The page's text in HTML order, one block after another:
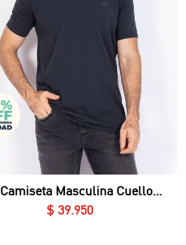
Vista rápida
Camiseta Masculina Cuello
$ 39.950